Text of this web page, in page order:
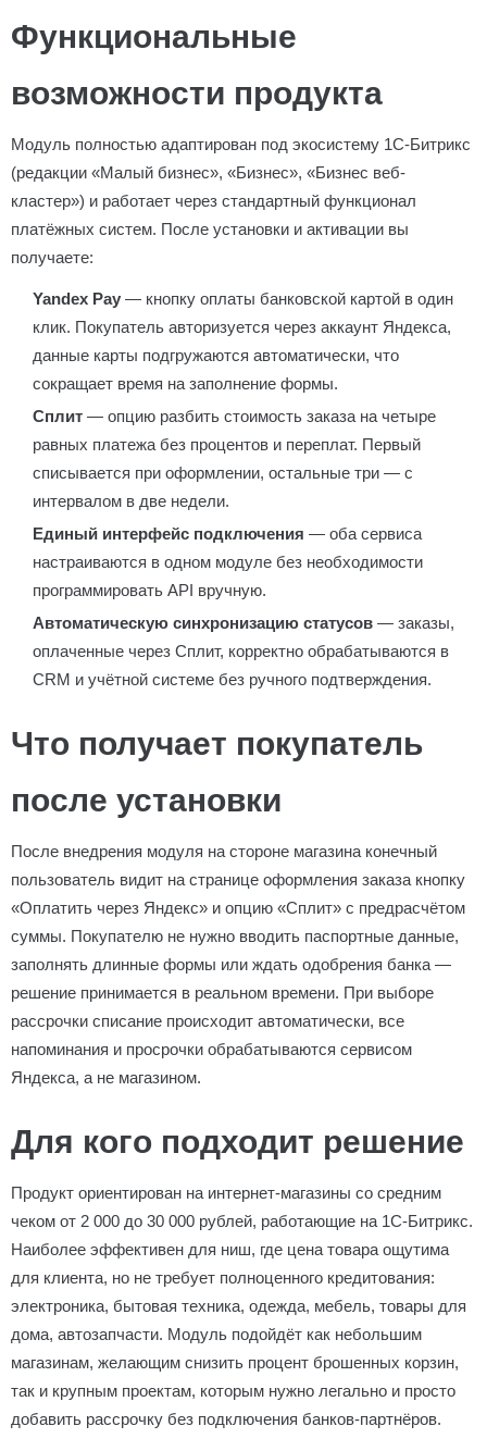
Функциональные
возможности продукта
Модуль полностью адаптирован под экосистему 1С-Битрикс
(редакции «Малый бизнес», «Бизнес», «Бизнес веб-
кластер») и работает через стандартный функционал
платёжных систем. После установки и активации вы
получаете:
Yandex Pay — кнопку оплаты банковской картой в один
клик. Покупатель авторизуется через аккаунт Яндекса,
данные карты подгружаются автоматически, что
сокращает время на заполнение формы.
Сплит — опцию разбить стоимость заказа на четыре
равных платежа без процентов и переплат. Первый
списывается при оформлении, остальные три — с
интервалом в две недели.
Единый интерфейс подключения — оба сервиса
настраиваются в одном модуле без необходимости
программировать API вручную.
Автоматическую синхронизацию статусов — заказы,
оплаченные через Сплит, корректно обрабатываются в
CRM и учётной системе без ручного подтверждения.
Что получает покупатель
после установки
После внедрения модуля на стороне магазина конечный
пользователь видит на странице оформления заказа кнопку
«Оплатить через Яндекс» и опцию «Сплит» с предрасчётом
суммы. Покупателю не нужно вводить паспортные данные,
заполнять длинные формы или ждать одобрения банка —
решение принимается в реальном времени. При выборе
рассрочки списание происходит автоматически, все
напоминания и просрочки обрабатываются сервисом
Яндекса, а не магазином.
Для кого подходит решение
Продукт ориентирован на интернет-магазины со средним
чеком от 2 000 до 30 000 рублей, работающие на 1С-Битрикс.
Наиболее эффективен для ниш, где цена товара ощутима
для клиента, но не требует полноценного кредитования:
электроника, бытовая техника, одежда, мебель, товары для
дома, автозапчасти. Модуль подойдёт как небольшим
магазинам, желающим снизить процент брошенных корзин,
так и крупным проектам, которым нужно легально и просто
добавить рассрочку без подключения банков-партнёров.